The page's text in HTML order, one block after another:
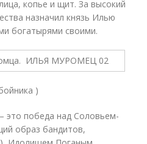
копье и щит. За высокий
назначил князь Илью
богатырями своими.
)
это победа над Соловьем-
образ бандитов,